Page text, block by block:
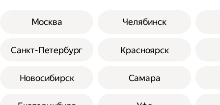
Москва
Санкт-Петербург
Новосибирск
Челябинск
Красноярск
Самара